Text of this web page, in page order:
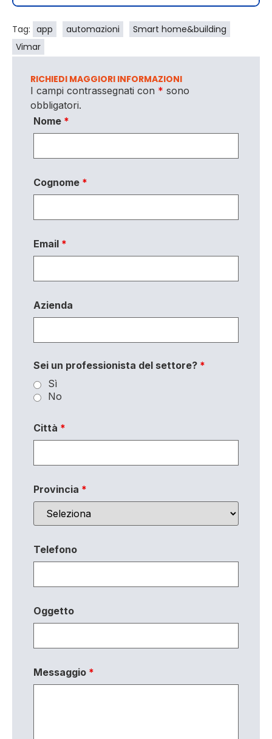
Tag: app automazioni
Smart home&building
Vimar
RICHIEDI MAGGIORI INFORMAZIONI
I campi contrassegnati con * sono
obbligatori.
Nome *
Cognome *
Email *
Azienda
Sei un professionista del settore? *
Sì
No
Città *
Provincia *
Telefono
Oggetto
Messaggio *